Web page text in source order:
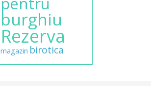
burghiu
Rezerva
magazin birotica